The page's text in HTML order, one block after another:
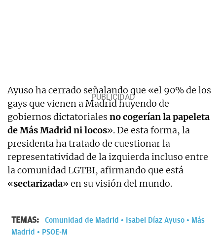
Ayuso ha cerrado señalando que «el 90% de los
gays que vienen a Madrid huyendo de
gobiernos dictatoriales no cogerían la papeleta
de Más Madrid ni locos». De esta forma, la
presidenta ha tratado de cuestionar la
representatividad de la izquierda incluso entre
la comunidad LGTBI, afirmando que está
«sectarizada» en su visión del mundo.
TEMAS: Comunidad de Madrid Isabel Díaz Ayuso
Más
Madrid
PSOE-M